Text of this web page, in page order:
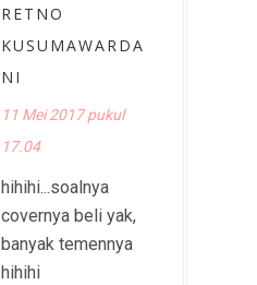
RETNO
KUSUMAWARDA
NI
11 Mei 2017 pukul
17.04
hihihi...soalnya
covernya beli yak,
banyak temennya
hihihi